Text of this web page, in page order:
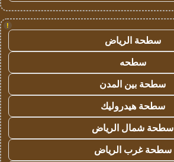
!
سطحة الرياض
سطحه
سطحة بين المدن
سطحة هيدروليك
سطحة شمال الرياض
سطحة غرب الرياض